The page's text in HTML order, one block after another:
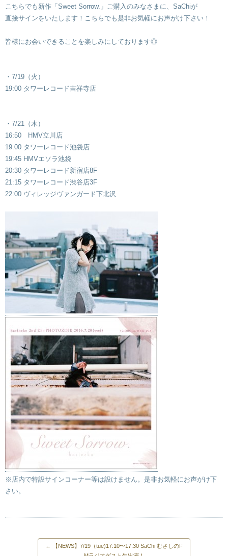
こちらでも新作「Sweet Sorrow.」ご購入のみなさまに、SaChiが
直接サインをいたします！こちらでも是非お気軽にお声がけ下さい！
皆様にお会いできることを楽しみにしております◎
・7/19（火）
19:00 タワーレコード吉祥寺店
・7/21（木）
16:50 HMV立川店
19:00 タワーレコード池袋店
19:45 HMVエソラ池袋
20:30 タワーレコード新宿店8F
21:15 タワーレコード渋谷店3F
22:00 ヴィレッジヴァンガード下北沢
※店内で特設サインコーナー等は設けません。是非お気軽にお声がけ下
さい。
←
【NEWS】7/19（tue)17:10〜17:30 SaChi むさしのF